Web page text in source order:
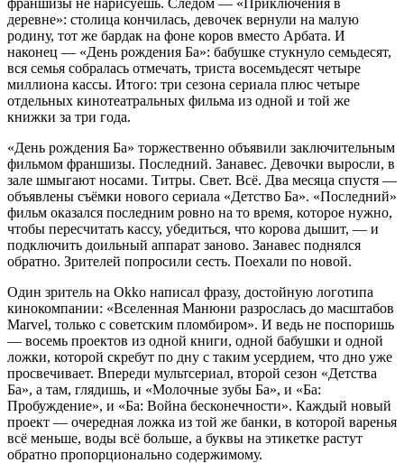
франшизы не нарисуешь. Следом — «Приключения в
деревне»: столица кончилась, девочек вернули на малую
родину, тот же бардак на фоне коров вместо Арбата. И
наконец — «День рождения Ба»: бабушке стукнуло семьдесят,
вся семья собралась отмечать, триста восемьдесят четыре
миллиона кассы. Итого: три сезона сериала плюс четыре
отдельных кинотеатральных фильма из одной и той же
книжки за три года.
«День рождения Ба» торжественно объявили заключительным
фильмом франшизы. Последний. Занавес. Девочки выросли, в
зале шмыгают носами. Титры. Свет. Всё. Два месяца спустя —
объявлены съёмки нового сериала «Детство Ба». «Последний»
фильм оказался последним ровно на то время, которое нужно,
чтобы пересчитать кассу, убедиться, что корова дышит, — и
подключить доильный аппарат заново. Занавес поднялся
обратно. Зрителей попросили сесть. Поехали по новой.
Один зритель на Okko написал фразу, достойную логотипа
кинокомпании: «Вселенная Манюни разрослась до масштабов
Marvel, только с советским пломбиром». И ведь не поспоришь
— восемь проектов из одной книги, одной бабушки и одной
ложки, которой скребут по дну с таким усердием, что дно уже
просвечивает. Впереди мультсериал, второй сезон «Детства
Ба», а там, глядишь, и «Молочные зубы Ба», и «Ба:
Пробуждение», и «Ба: Война бесконечности». Каждый новый
проект — очередная ложка из той же банки, в которой варенья
всё меньше, воды всё больше, а буквы на этикетке растут
обратно пропорционально содержимому.